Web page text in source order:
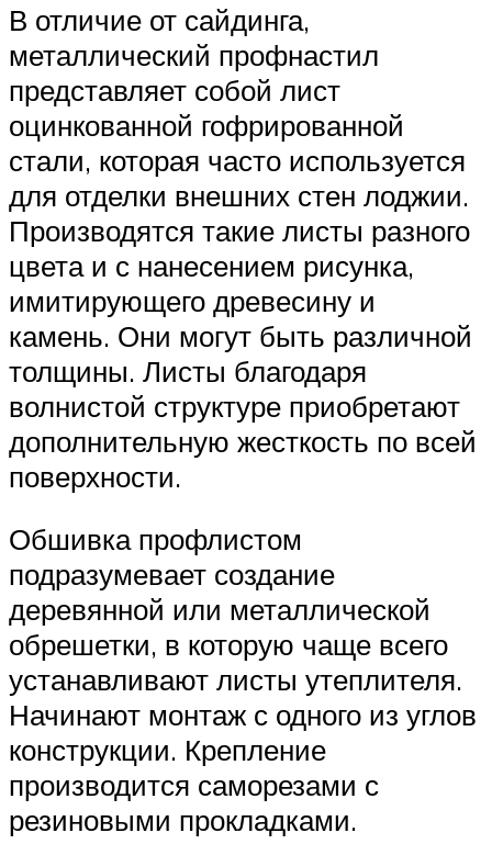
В отличие от сайдинга,
металлический профнастил
представляет собой лист
оцинкованной гофрированной
стали, которая часто используется
для отделки внешних стен лоджии.
Производятся такие листы разного
цвета и с нанесением рисунка,
имитирующего древесину и
камень. Они могут быть различной
толщины. Листы благодаря
волнистой структуре приобретают
дополнительную жесткость по всей
поверхности.
Обшивка профлистом
подразумевает создание
деревянной или металлической
обрешетки, в которую чаще всего
устанавливают листы утеплителя.
Начинают монтаж с одного из углов
конструкции. Крепление
производится саморезами с
резиновыми прокладками.